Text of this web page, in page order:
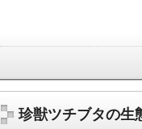
珍獣ツチブタの生